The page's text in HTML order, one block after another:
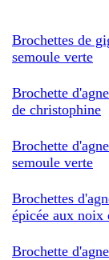
Brochettes de
semoule verte
Brochette
de christophine
Brochette
semoule verte
Brochettes
épicée aux noix
Brochette